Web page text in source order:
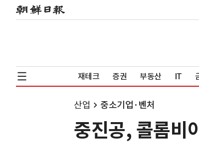
재테크 증권 부동산 IT
산업 중소기업·벤처
중진공, 콜롬비